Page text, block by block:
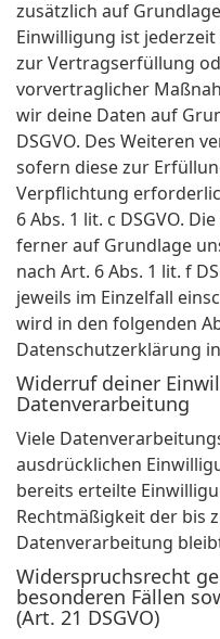
zusätzlich auf Grundlage
Einwilligung ist
zur Vertragserfüllung
vorvertraglicher
wir deine Daten auf
DSGVO. Des Weiteren
sofern diese zur
Verpflichtung
6 Abs. 1 lit. c DSGVO.
ferner auf Grundlage
nach Art. 6 Abs. 1 lit. f
jeweils im Einzelfall
wird in den folgenden
Datenschutzerklärung
Widerruf deiner
Datenverarbeitung
Viele
ausdrücklichen
bereits erteilte
Rechtmäßigkeit der bis
Datenverarbeitung
Widerspruchsrecht
besonderen Fällen
(Art. 21 DSGVO)